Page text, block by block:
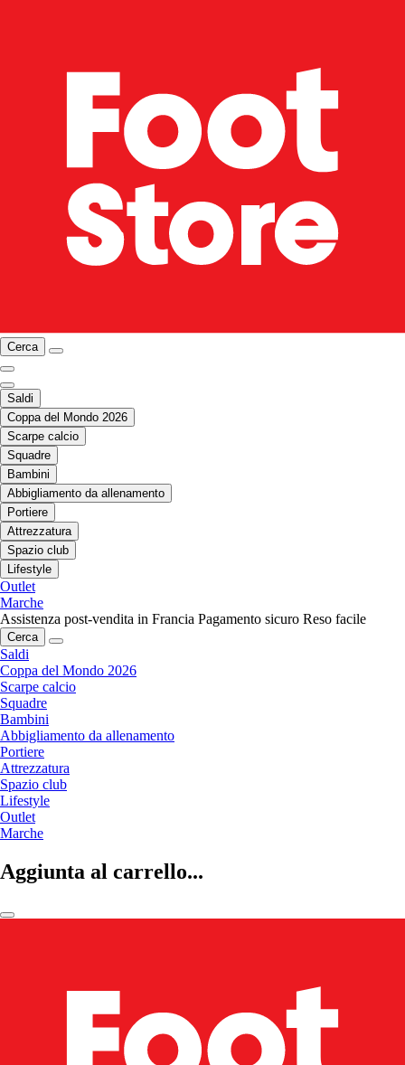
Cerca
Saldi
Coppa del Mondo 2026
Scarpe calcio
Squadre
Bambini
Abbigliamento da allenamento
Portiere
Attrezzatura
Spazio club
Lifestyle
Outlet
Marche
Assistenza post-vendita in Francia Pagamento sicuro Reso facile
Cerca
Saldi
Coppa del Mondo 2026
Scarpe calcio
Squadre
Bambini
Abbigliamento da allenamento
Portiere
Attrezzatura
Spazio club
Lifestyle
Outlet
Marche
Aggiunta al carrello...